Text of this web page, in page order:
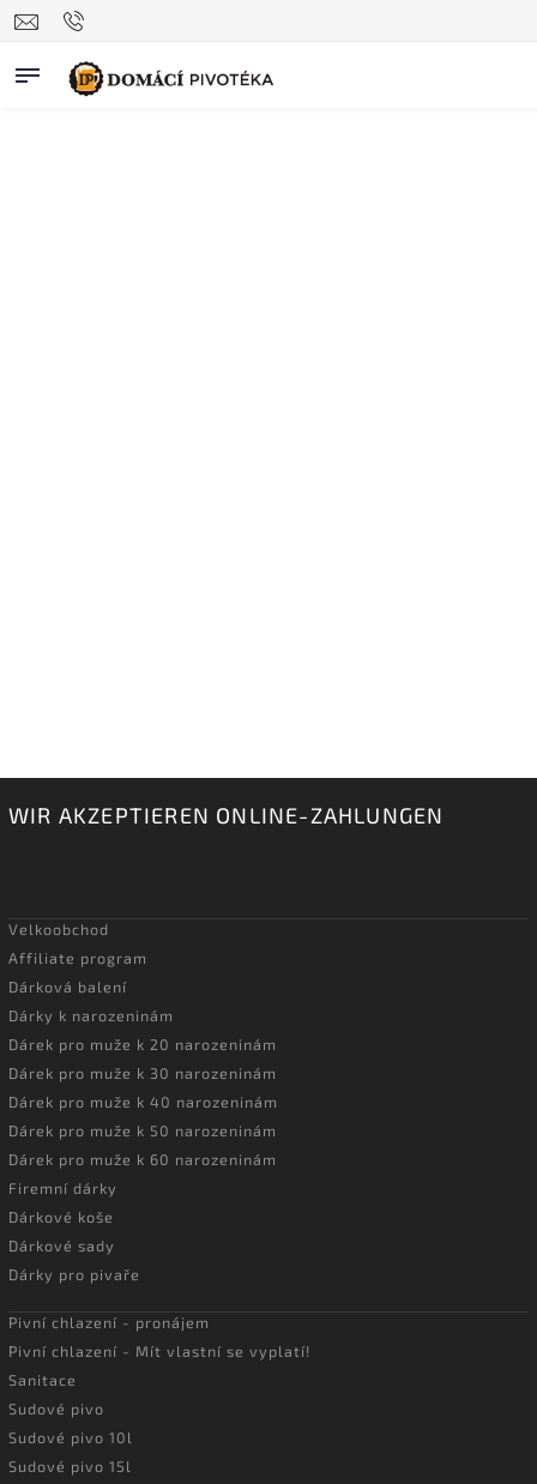
WIR AKZEPTIEREN ONLINE-ZAHLUNGEN
Velkoobchod
Affiliate program
Dárková balení
Dárky k narozeninám
Dárek pro muže k 20 narozeninám
Dárek pro muže k 30 narozeninám
Dárek pro muže k 40 narozeninám
Dárek pro muže k 50 narozeninám
Dárek pro muže k 60 narozeninám
Firemní dárky
Dárkové koše
Dárkové sady
Dárky pro pivaře
Pivní chlazení - pronájem
Pivní chlazení - Mít vlastní se vyplatí!
Sanitace
Sudové pivo
Sudové pivo 10l
Sudové pivo 15l